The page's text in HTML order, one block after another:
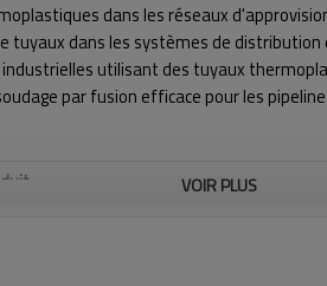
dans les réseaux
tuyaux dans les systèmes de
utilisant des tuyaux
par fusion efficace pour les
VOIR PLUS